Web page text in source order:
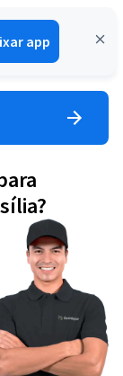
app
Entrar